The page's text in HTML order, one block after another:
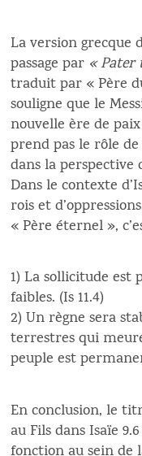
La version grecque
passage par « Pater
traduit par « Père
souligne que le
nouvelle ère de
prend pas le rôle
dans la perspective
Dans le contexte
rois et
« Père éternel »,
1) La sollicitude
faibles. (Is 11.4)
2) Un règne sera
terrestres qui
peuple est
En conclusion, le
au Fils dans Isaïe